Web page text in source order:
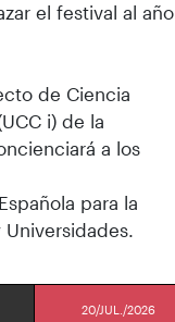
el festival al año
de Ciencia
i) de la
a los
para la
20/JUL./2026